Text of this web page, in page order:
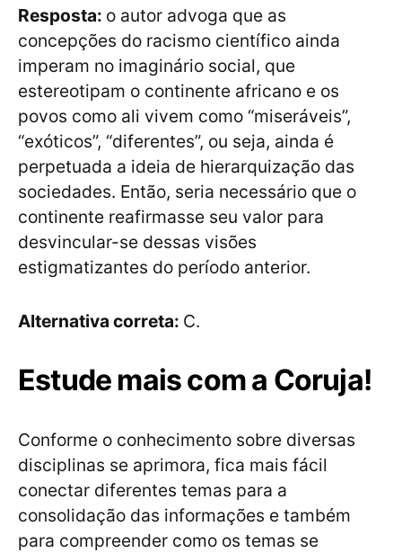
Resposta: o autor advoga que as
concepções do racismo científico ainda
imperam no imaginário social, que
estereotipam o continente africano e os
povos como ali vivem como “miseráveis”,
“exóticos”, “diferentes”, ou seja, ainda é
perpetuada a ideia de hierarquização das
sociedades. Então, seria necessário que o
continente reafirmasse seu valor para
desvincular-se dessas visões
estigmatizantes do período anterior.
Alternativa correta: C.
Estude mais com a Coruja!
Conforme o conhecimento sobre diversas
disciplinas se aprimora, fica mais fácil
conectar diferentes temas para a
consolidação das informações e também
para compreender como os temas se